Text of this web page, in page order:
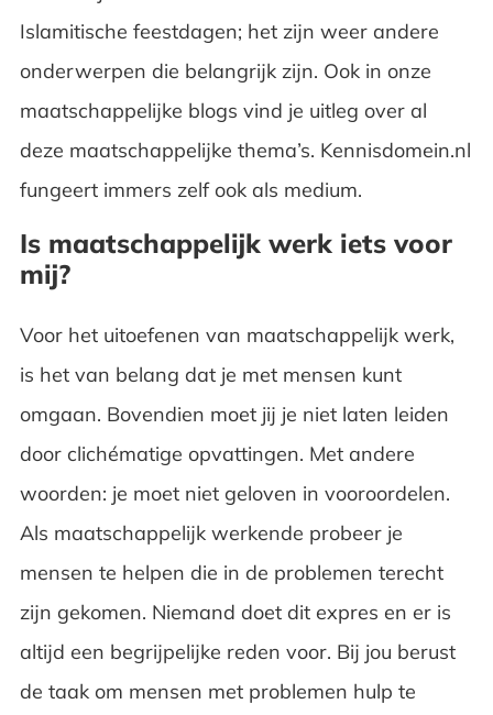
Islamitische feestdagen; het zijn weer andere
onderwerpen die belangrijk zijn. Ook in onze
maatschappelijke blogs vind je uitleg over al
deze maatschappelijke thema’s. Kennisdomein.nl
fungeert immers zelf ook als medium.
Is maatschappelijk werk iets voor
mij?
Voor het uitoefenen van maatschappelijk werk,
is het van belang dat je met mensen kunt
omgaan. Bovendien moet jij je niet laten leiden
door clichématige opvattingen. Met andere
woorden: je moet niet geloven in vooroordelen.
Als maatschappelijk werkende probeer je
mensen te helpen die in de problemen terecht
zijn gekomen. Niemand doet dit expres en er is
altijd een begrijpelijke reden voor. Bij jou berust
de taak om mensen met problemen hulp te